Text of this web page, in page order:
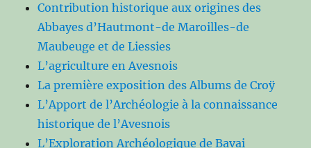
Contribution historique aux origines des
Abbayes d’Hautmont-de Maroilles-de
Maubeuge et de Liessies
L’agriculture en Avesnois
La première exposition des Albums de Croÿ
L’Apport de l’Archéologie à la connaissance
historique de l’Avesnois
L’Exploration Archéologique de Bavai